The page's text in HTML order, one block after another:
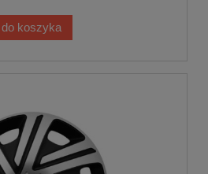
do koszyka